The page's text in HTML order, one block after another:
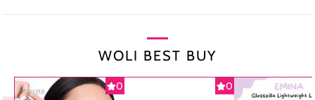
WOLI BEST BUY
0 0